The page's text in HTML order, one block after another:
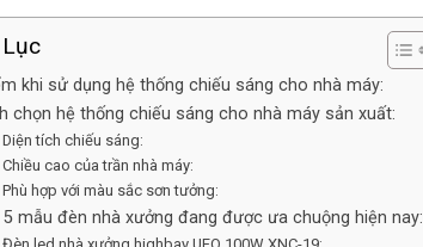
khi sử dụng hệ thống chiếu sáng cho nhà máy:
chọn hệ thống chiếu sáng cho nhà máy sản xuất:
Diện tích chiếu sáng:
Chiều cao của trần nhà máy:
Phù hợp với màu sắc sơn tưởng:
5 mẫu đèn nhà xưởng đang được ưa chuộng hiện nay: